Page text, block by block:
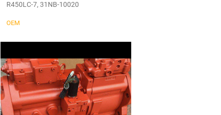
R450LC-7, 31NB-10020
OEM